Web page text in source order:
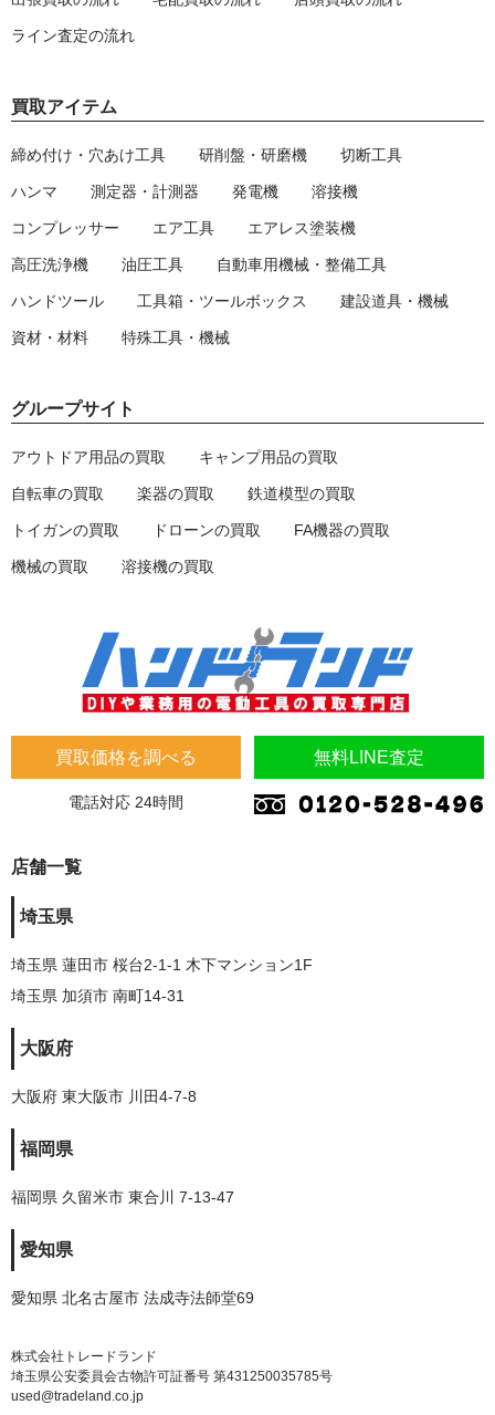
買取価格を調べる 無料LINE査定
電話対応 24時間
店舗一覧
埼玉県
埼玉県 蓮田市 桜台2-1-1 木下マンション1F
埼玉県 加須市 南町14-31
大阪府
大阪府 東大阪市 川田4-7-8
福岡県
福岡県 久留米市 東合川 7-13-47
愛知県
愛知県 北名古屋市 法成寺法師堂69
株式会社トレードランド
埼玉県公安委員会古物許可証番号 第431250035785号
used@tradeland.co.jp
ライン査定の流れ
買取アイテム
締め付け・穴あけ工具 研削盤・研磨機 切断工具
ハンマ 測定器・計測器 発電機 溶接機
コンプレッサー エア工具 エアレス塗装機
高圧洗浄機 油圧工具 自動車用機械・整備工具
ハンドツール 工具箱・ツールボックス 建設道具・機械
資材・材料 特殊工具・機械
グループサイト
アウトドア用品の買取 キャンプ用品の買取
自転車の買取 楽器の買取 鉄道模型の買取
トイガンの買取 ドローンの買取 FA機器の買取
機械の買取 溶接機の買取